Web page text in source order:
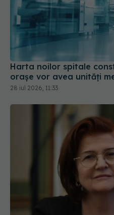
Harta noilor spitale
orașe vor avea unități
28 iul 2026, 11:33